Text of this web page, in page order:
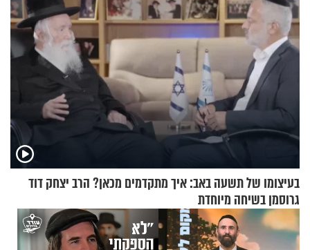
בעיצומו של תשעה באב: איך מתקדמים מכאן? הרב יצחק דוד
גרוסמן בשיחה מיוחדת